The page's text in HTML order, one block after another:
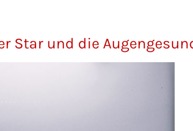
Star und die